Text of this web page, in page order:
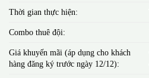
Thời gian thực hiện:
Combo thuê đội:
Giá khuyến mãi (áp dụng cho khách
hàng đăng ký trước ngày 12/12):